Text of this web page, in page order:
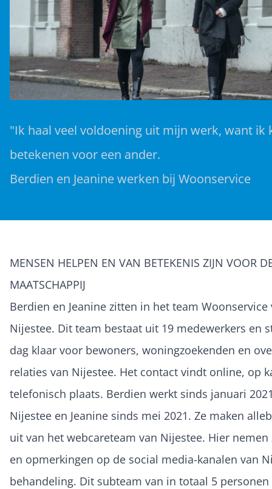
"Ik haal veel voldoening uit mijn werk, want ik
betekenen voor een ander.
Berdien en Jeanine werken bij Woonservice
MENSEN HELPEN EN VAN BETEKENIS ZIJN VOOR
MAATSCHAPPIJ
Berdien en Jeanine zitten in het team Woonservice
Nijestee. Dit team bestaat uit 19 medewerkers en
dag klaar voor bewoners, woningzoekenden en
relaties van Nijestee. Het contact vindt online, op
telefonisch plaats. Berdien werkt sinds januari
Nijestee en Jeanine sinds mei 2021. Ze maken
uit van het webcareteam van Nijestee. Hier nemen
en opmerkingen op de social media-kanalen van
behandeling. Dit subteam van in totaal 5